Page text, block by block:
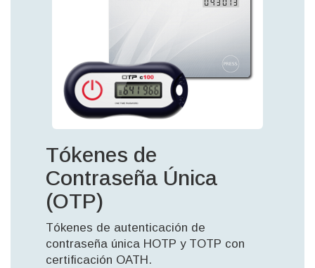
Tókenes de
Contraseña Única
(OTP)
Tókenes de autenticación de
contraseña única HOTP y TOTP con
certificación OATH.